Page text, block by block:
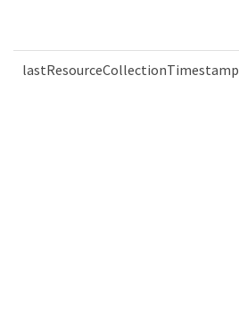
lastResourceCollectionTimestamp